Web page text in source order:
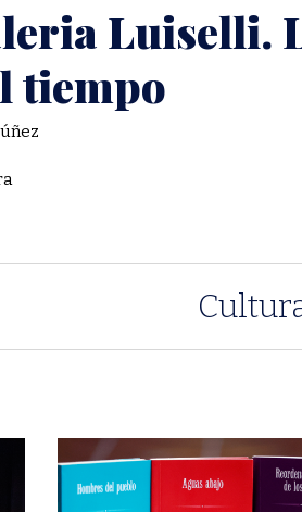
Luiselli.
tiempo